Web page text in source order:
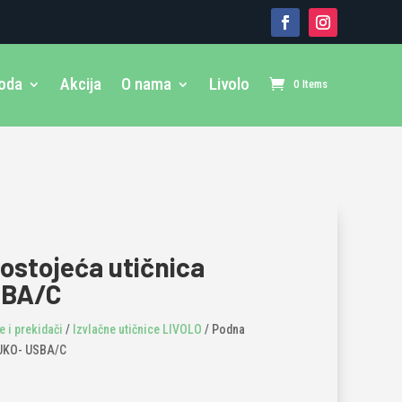
Akcija O nama Livolo 0 Items
utičnica
C
i prekidači / Izvlačne utičnice LIVOLO / Podna
USBA/C